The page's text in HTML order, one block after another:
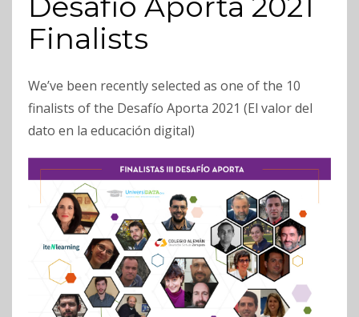
Finalists
We’ve been recently selected as one of the 10
finalists of the Desafío Aporta 2021 (El valor del
dato en la educación digital)